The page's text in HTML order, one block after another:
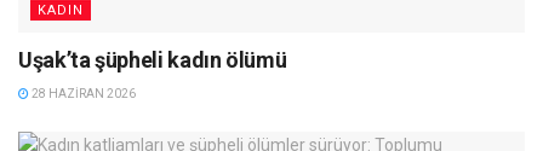
KADIN
Uşak’ta şüpheli kadın ölümü
28 HAZIRAN 2026